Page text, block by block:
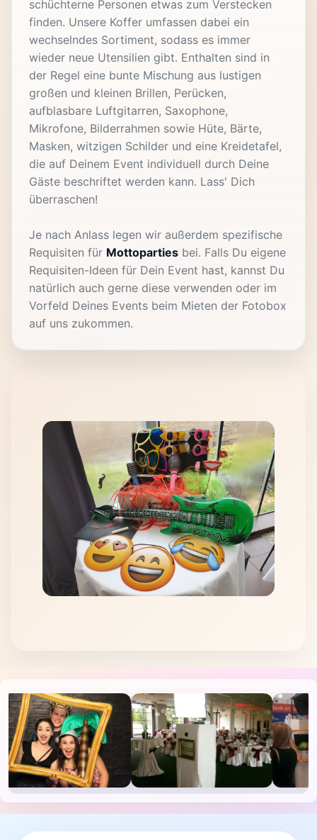
schüchterne Personen etwas zum Verstecken
finden. Unsere Koffer umfassen dabei ein
wechselndes Sortiment, sodass es immer
wieder neue Utensilien gibt. Enthalten sind in
der Regel eine bunte Mischung aus lustigen
großen und kleinen Brillen, Perücken,
aufblasbare Luftgitarren, Saxophone,
Mikrofone, Bilderrahmen sowie Hüte, Bärte,
Masken, witzigen Schilder und eine Kreidetafel,
die auf Deinem Event individuell durch Deine
Gäste beschriftet werden kann. Lass' Dich
überraschen!
Je nach Anlass legen wir außerdem spezifische
Requisiten für Mottoparties bei. Falls Du eigene
Requisiten-Ideen für Dein Event hast, kannst Du
natürlich auch gerne diese verwenden oder im
Vorfeld Deines Events beim Mieten der Fotobox
auf uns zukommen.